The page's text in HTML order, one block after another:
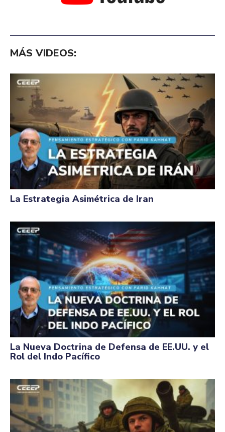
MÁS VIDEOS:
La Estrategia Asimétrica de Iran
La Nueva Doctrina de Defensa de EE.UU. y el
Rol del Indo Pacífico